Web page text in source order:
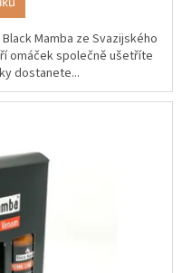
Mamba ze Svazijského
omáček společně ušetříte
dostanete...